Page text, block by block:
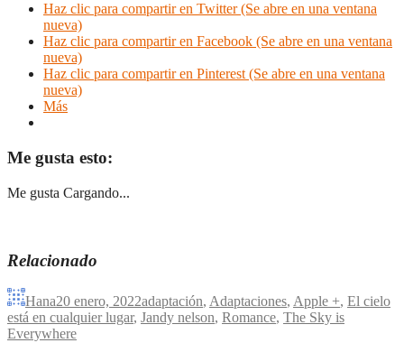
Haz clic para compartir en Twitter (Se abre en una ventana
nueva)
Haz clic para compartir en Facebook (Se abre en una ventana
nueva)
Haz clic para compartir en Pinterest (Se abre en una ventana
nueva)
Más
Me gusta esto:
Me gusta Cargando...
Relacionado
Hana20 enero, 2022adaptación, Adaptaciones, Apple +, El cielo
está en cualquier lugar, Jandy nelson, Romance, The Sky is
Everywhere